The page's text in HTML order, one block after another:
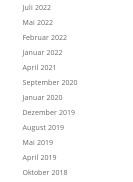
Juli 2022
Mai 2022
Februar 2022
Januar 2022
April 2021
September 2020
Januar 2020
Dezember 2019
August 2019
Mai 2019
April 2019
Oktober 2018